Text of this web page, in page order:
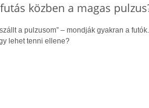
közben a magas
a pulzusom” – mondják gyakran a
lehet tenni ellene?